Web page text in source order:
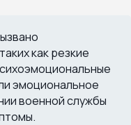
как резкие
эмоциональное
военной службы